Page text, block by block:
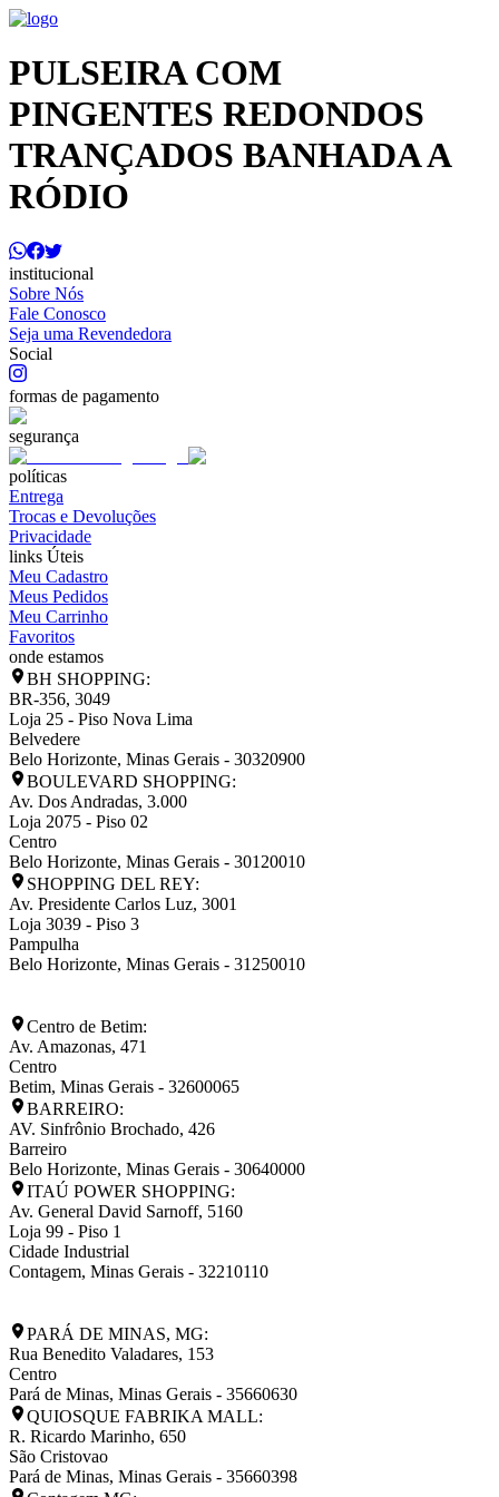
PULSEIRA COM
PINGENTES REDONDOS
TRANÇADOS BANHADA A
RÓDIO
institucional
Sobre Nós
Fale Conosco
Seja uma Revendedora
Social
formas de pagamento
segurança
políticas
Entrega
Trocas e Devoluções
Privacidade
links Úteis
Meu Cadastro
Meus Pedidos
Meu Carrinho
Favoritos
onde estamos
BH SHOPPING:
BR-356, 3049
Loja 25 - Piso Nova Lima
Belvedere
Belo Horizonte, Minas Gerais - 30320900
BOULEVARD SHOPPING:
Av. Dos Andradas, 3.000
Loja 2075 - Piso 02
Centro
Belo Horizonte, Minas Gerais - 30120010
SHOPPING DEL REY:
Av. Presidente Carlos Luz, 3001
Loja 3039 - Piso 3
Pampulha
Belo Horizonte, Minas Gerais - 31250010
Centro de Betim:
Av. Amazonas, 471
Centro
Betim, Minas Gerais - 32600065
BARREIRO:
AV. Sinfrônio Brochado, 426
Barreiro
Belo Horizonte, Minas Gerais - 30640000
ITAÚ POWER SHOPPING:
Av. General David Sarnoff, 5160
Loja 99 - Piso 1
Cidade Industrial
Contagem, Minas Gerais - 32210110
PARÁ DE MINAS, MG:
Rua Benedito Valadares, 153
Centro
Pará de Minas, Minas Gerais - 35660630
QUIOSQUE FABRIKA MALL:
R. Ricardo Marinho, 650
São Cristovao
Pará de Minas, Minas Gerais - 35660398